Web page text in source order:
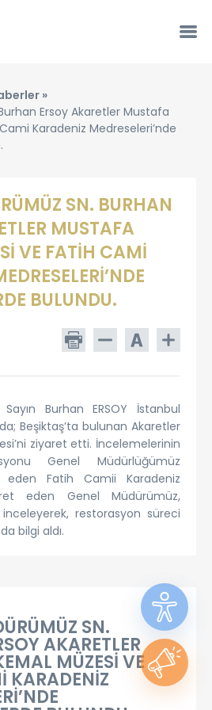
»
Ersoy Akaretler Mustafa
Karadeniz Medreseleri’nde
SN. BURHAN
MUSTAFA
VE FATİH CAMİ
BULUNDU.
Burhan ERSOY İstanbul
Beşiktaş’ta bulunan Akaretler
ziyaret etti. İncelemelerinin
Genel Müdürlüğümüz
eden Fatih Camii Karadeniz
eden Genel Müdürümüz,
inceleyerek, restorasyon süreci
bilgi aldı.
SN.
AKARETLER
MÜZESİ VE
KARADENİZ